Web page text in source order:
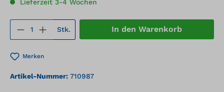
Lieferzeit 3-4 Wochen
Produkt Anzahl: Gib den
Stk. In den Warenkorb
Merken
Artikel-Nummer: 710987